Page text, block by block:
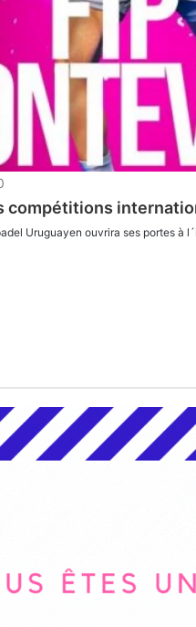
compétitions
Uruguayen ouvrira ses portes à